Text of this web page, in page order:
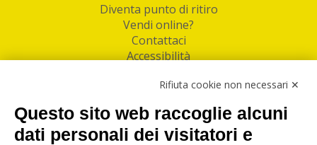
Diventa punto di ritiro
Vendi online?
Contattaci
Accessibilità
Facebook
Linkedin
Rifiuta cookie non necessari ✕
Questo sito web raccoglie alcuni
dati personali dei visitatori e